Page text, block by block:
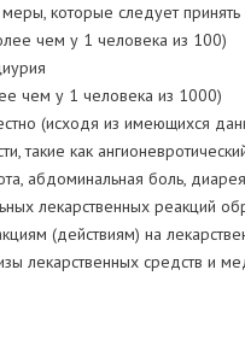
которые следует
чем у 1 человека из 100)
чем у 1 человека из 1000)
(исходя из имеющихся
такие как
абдоминальная боль, диарея
лекарственных реакций
(действиям) на
лекарственных средств и